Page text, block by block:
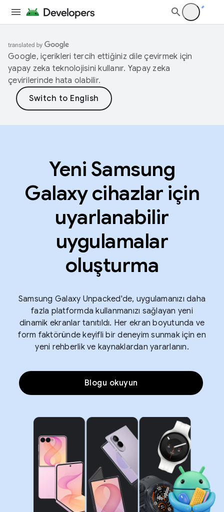
Google, içerikleri tercih ettiğiniz dile çevirmek için
yapay zeka teknolojisini kullanır. Yapay zeka
çevirilerinde hata olabilir.
Yeni Samsung
Galaxy cihazlar için
uyarlanabilir
uygulamalar
oluşturma
Samsung Galaxy Unpacked'de, uygulamanızı daha
fazla platformda kullanmanızı sağlayan yeni
dinamik ekranlar tanıtıldı. Her ekran boyutunda ve
form faktöründe keyifli bir deneyim sunmak için en
yeni rehberlik ve kaynaklardan yararlanın.
Blogu okuyun